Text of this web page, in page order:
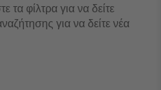
τα φίλτρα για να δείτε
για να δείτε νέα